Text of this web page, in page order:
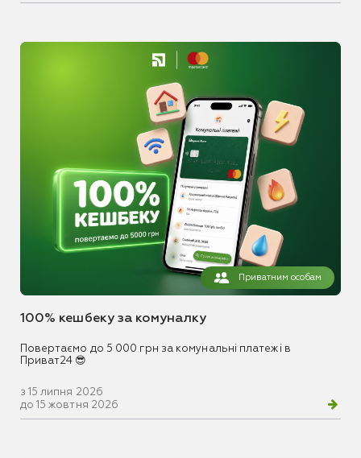
Приватним особам
100% кешбеку за комуналку
Повертаємо до 5 000 грн за комунальні платежі в
Приват24 😎
з 15 липня 2026
до 15 жовтня 2026